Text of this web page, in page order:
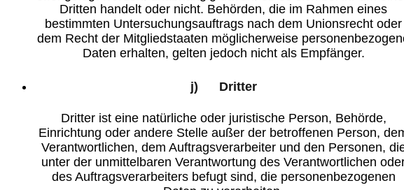
Dritten handelt oder nicht. Behörden, die im Rahmen eines
bestimmten Untersuchungsauftrags nach dem Unionsrecht oder
dem Recht der Mitgliedstaaten möglicherweise
Daten erhalten, gelten jedoch nicht als Empfänger.
j) Dritter
Dritter ist eine natürliche oder juristische Person, Behörde,
Einrichtung oder andere Stelle außer der betroffenen Person,
Verantwortlichen, dem Auftragsverarbeiter und den Personen,
unter der unmittelbaren Verantwortung des Verantwortlichen
des Auftragsverarbeiters befugt sind, die personenbezogenen